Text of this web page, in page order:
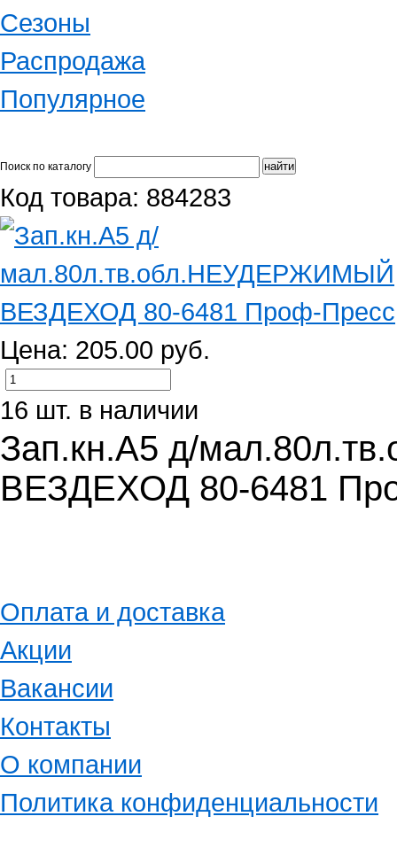
Сезоны
Распродажа
Популярное
Поиск по каталогу
Код товара: 884283
Цена: 205.00 руб.
16 шт. в наличии
Зап.кн.А5 д/
ВЕЗДЕХОД 80-6481
Оплата и доставка
Акции
Вакансии
Контакты
О компании
Политика конфиденциальности